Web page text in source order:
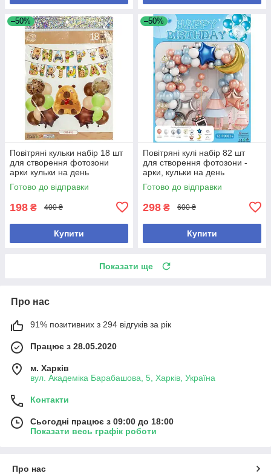
–50%
Повітряні кульки набір 18 шт
для створення фотозони
арки кульки на день
народження або будь-яке
інше свято (№75)
Готово до відправки
198 ₴ 400 ₴
Купити
–50%
Повітряні кулі набір 82 шт
для створення фотозони -
арки, кульки на день
народження або будь-якого
іншого свята (№1)
Готово до відправки
298 ₴ 600 ₴
Купити
Показати ще
Про нас
91% позитивних з 294 відгуків за рік
Працює з 28.05.2020
м. Харків
вул. Академіка Барабашова, 5, Харків, Україна
Контакти
Сьогодні працює з 09:00 до 18:00
Показати весь графік роботи
Про нас